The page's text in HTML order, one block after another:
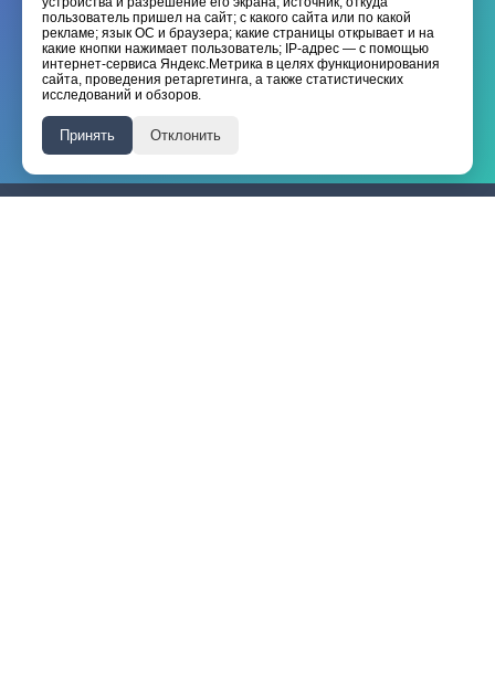
Отправить
Я принимаю условияполитики конфиденциальности
пользователь пришел на сайт; с какого сайта или по какой
рекламе; язык ОС и браузера; какие страницы открывает и на
какие кнопки нажимает пользователь; IP-адрес — с помощью
интернет-сервиса Яндекс.Метрика в целях функционирования
сайта, проведения ретаргетинга, а также статистических
исследований и обзоров.
Принять Отклонить